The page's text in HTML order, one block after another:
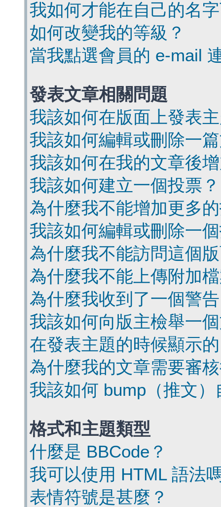
我如何才能在自己的名
如何改變我的等級？
當我點選會員的 e-mail
發表文章相關問題
我該如何在版面上發表
我該如何編輯或刪除一
我該如何在我的文章後
我該如何建立一個投票？
為什麼我不能增加更多
我該如何編輯或刪除一
為什麼我不能訪問這個
為什麼我不能上傳附加
為什麼我收到了一個警
我該如何向版主檢舉一
在發表主題的時候顯示
為什麼我的文章需要審
我該如何 bump（推文
格式和主題類型
什麼是 BBCode？
我可以使用 HTML 語法
表情符號是甚麼？